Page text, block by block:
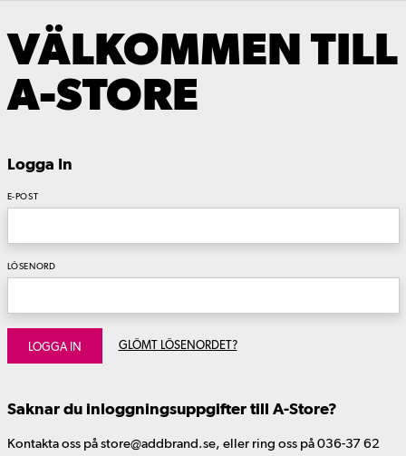
VÄLKOMMEN TILL
A-STORE
Logga In
E-POST
LÖSENORD
LOGGA IN GLÖMT LÖSENORDET?
Saknar du inloggningsuppgifter till A-Store?
Kontakta oss på store@addbrand.se, eller ring oss på 036-37 62